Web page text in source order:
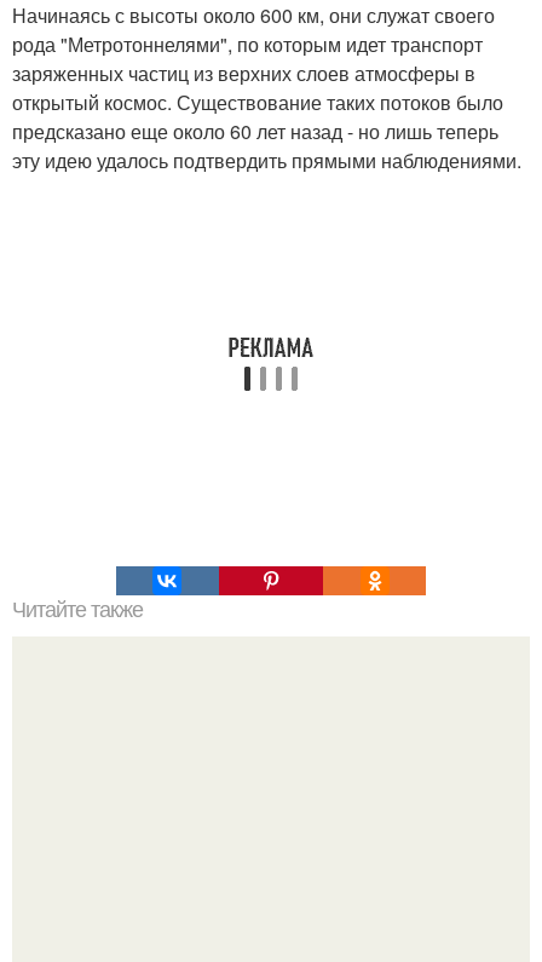
Начинаясь с высоты около 600 км, они служат своего
рода "Метротоннелями", по которым идет транспорт
заряженных частиц из верхних слоев атмосферы в
открытый космос. Существование таких потоков было
предсказано еще около 60 лет назад - но лишь теперь
эту идею удалось подтвердить прямыми наблюдениями.
Читайте также